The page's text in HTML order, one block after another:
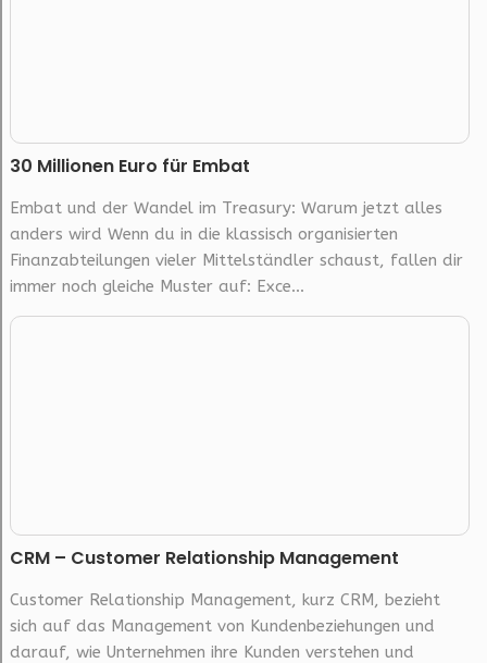
30 Millionen Euro für Embat
Embat und der Wandel im Treasury: Warum jetzt alles
anders wird Wenn du in die klassisch organisierten
Finanzabteilungen vieler Mittelständler schaust, fallen dir
immer noch gleiche Muster auf: Exce...
CRM – Customer Relationship Management
Customer Relationship Management, kurz CRM, bezieht
sich auf das Management von Kundenbeziehungen und
darauf, wie Unternehmen ihre Kunden verstehen und